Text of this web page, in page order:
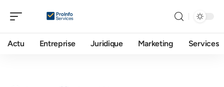
Actu Entreprise Juridique Marketing Services